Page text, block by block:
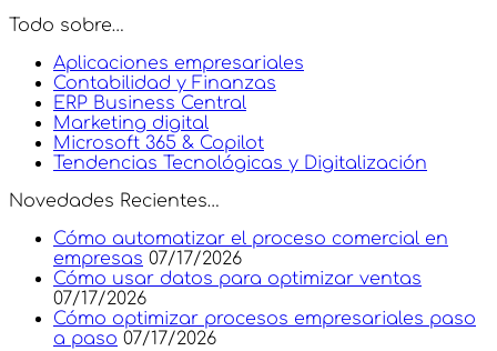
Todo sobre…
Aplicaciones empresariales
Contabilidad y Finanzas
ERP Business Central
Marketing digital
Microsoft 365 & Copilot
Tendencias Tecnológicas y Digitalización
Novedades Recientes…
Cómo automatizar el proceso comercial en
empresas 07/17/2026
Cómo usar datos para optimizar ventas
07/17/2026
Cómo optimizar procesos empresariales paso
a paso 07/17/2026